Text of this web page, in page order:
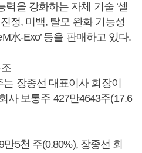
을 강화하는 자체 기술 ‘셀
정, 미백, 탈모 완화 기능성
水-Exo’ 등을 판매하고 있다.
장종선 대표이사 회장이
사 보통주 427만4643주(17.6
만5천 주(0.80%), 장종선 회